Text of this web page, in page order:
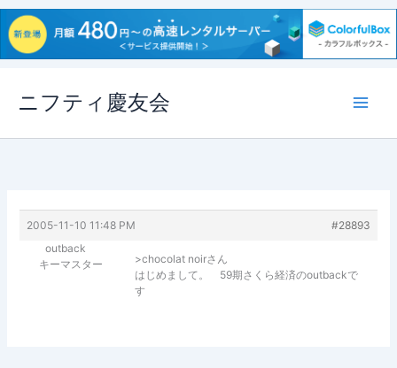
ス
ニフティ慶友会
2005-11-10 11:48 PM
#28893
outback
キーマスター
>chocolat noirさん
はじめまして。 59期さくら経済のoutbackで
す